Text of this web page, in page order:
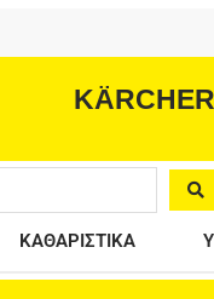
ΚΑΘΑΡΙΣΤΙΚΑ